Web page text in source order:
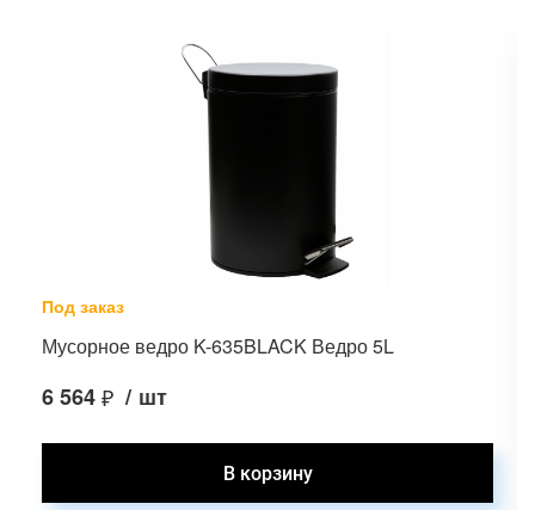
Под заказ
Мусорное ведро K-635BLACK Ведро 5L
6 564₽ / шт